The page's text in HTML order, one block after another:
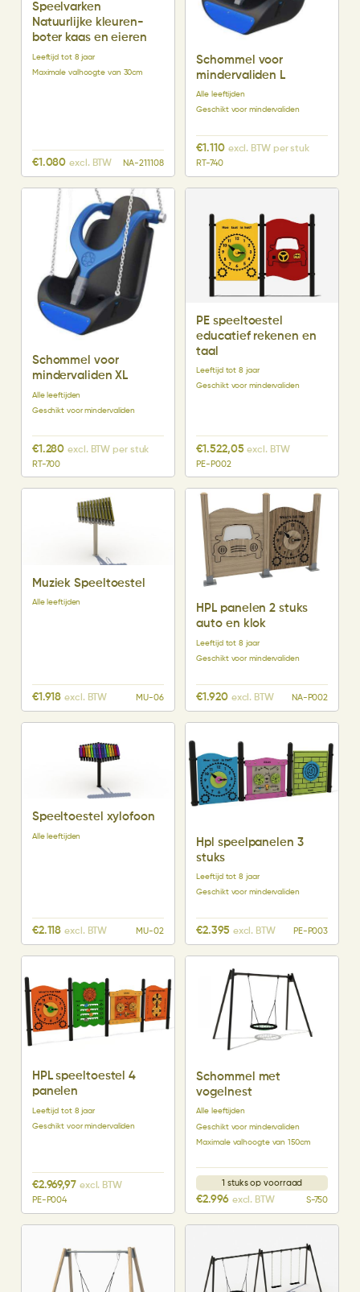
Speelvarken
Natuurlijke kleuren-
boter kaas en eieren
Leeftijd tot 8 jaar
Maximale valhoogte van 30cm
€1.080 excl. BTW NA-211108
Schommel voor
mindervaliden L
Alle leeftijden
Geschikt voor mindervaliden
€1.110 excl. BTW per stuk
RT-740
Schommel voor
mindervaliden XL
Alle leeftijden
Geschikt voor mindervaliden
€1.280 excl. BTW per stuk
RT-700
PE speeltoestel
educatief rekenen en
taal
Leeftijd tot 8 jaar
Geschikt voor mindervaliden
€1.522,05 excl. BTW
PE-P002
Muziek Speeltoestel
Alle leeftijden
€1.918 excl. BTW MU-06
HPL panelen 2 stuks
auto en klok
Leeftijd tot 8 jaar
Geschikt voor mindervaliden
€1.920 excl. BTW NA-P002
Speeltoestel xylofoon
Alle leeftijden
€2.118 excl. BTW MU-02
Hpl speelpanelen 3
stuks
Leeftijd tot 8 jaar
Geschikt voor mindervaliden
€2.395 excl. BTW PE-P003
HPL speeltoestel 4
panelen
Leeftijd tot 8 jaar
Geschikt voor mindervaliden
€2.969,97 excl. BTW
PE-P004
Schommel met
vogelnest
Alle leeftijden
Geschikt voor mindervaliden
Maximale valhoogte van 150cm
1 stuks op voorraad
€2.996 excl. BTW S-750